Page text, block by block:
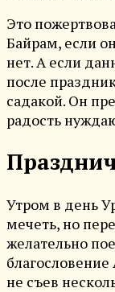
Это
Байрам, если
нет. А если
после
садакой. Он
радость
Утром в день
мечеть, но
желательно
не съев